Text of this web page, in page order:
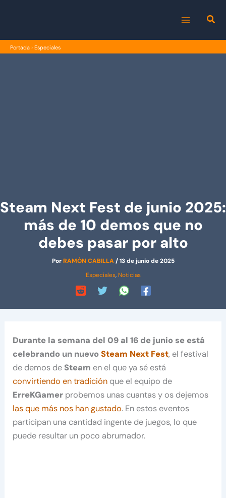
MENU
Portada › Especiales
Steam Next Fest de junio 2025:
más de 10 demos que no
debes pasar por alto
PorRAMÓN CABILLA/13 de junio de 2025
Especiales, Noticias
Durante la semana del 09 al 16 de junio se está
celebrando un nuevoSteam Next Fest, el festival
de demos de Steam en el que ya sé está
convirtiendo en tradición que el equipo de
ErreKGamer probemos unas cuantas y os dejemos
las que más nos han gustado. En estos eventos
participan una cantidad ingente de juegos, lo que
puede resultar un poco abrumador.